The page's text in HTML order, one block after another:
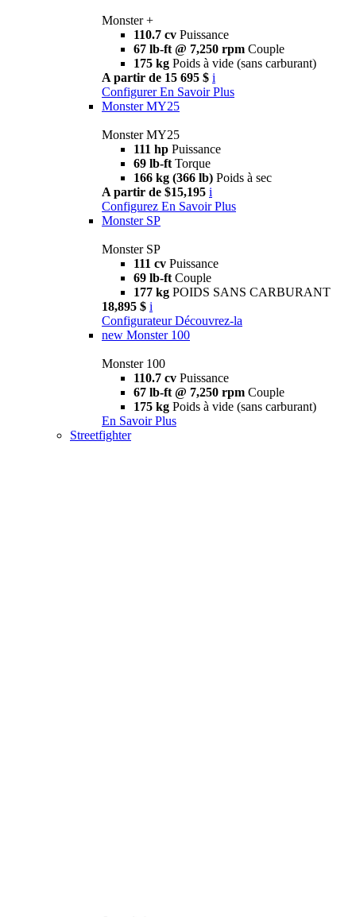
Monster +
110.7 cv Puissance
67 lb-ft @ 7,250 rpm Couple
175 kg Poids à vide (sans carburant)
A partir de 15 695 $ i
Configurer En Savoir Plus
Monster MY25
Monster MY25
111 hp Puissance
69 lb-ft Torque
166 kg (366 lb) Poids à sec
A partir de $15,195 i
Configurez En Savoir Plus
Monster SP
Monster SP
111 cv Puissance
69 lb-ft Couple
177 kg POIDS SANS CARBURANT
18,895 $ i
Configurateur Découvrez-la
new Monster 100
Monster 100
110.7 cv Puissance
67 lb-ft @ 7,250 rpm Couple
175 kg Poids à vide (sans carburant)
En Savoir Plus
Streetfighter